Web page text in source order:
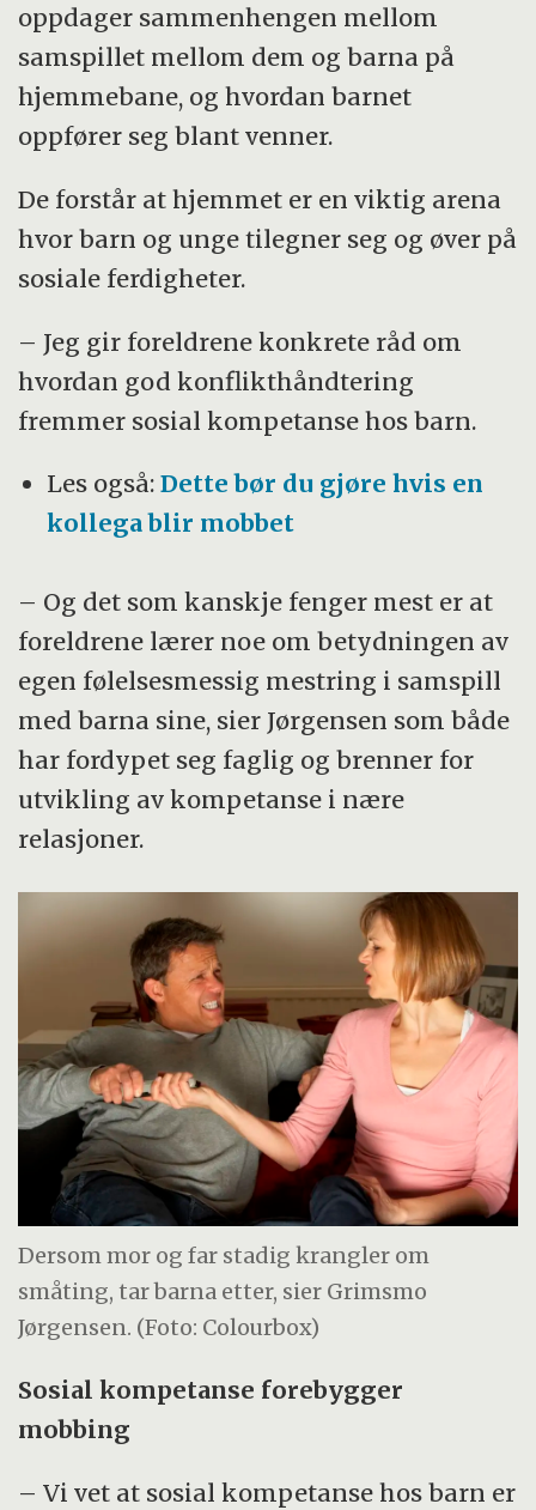
oppdager sammenhengen mellom
samspillet mellom dem og barna på
hjemmebane, og hvordan barnet
oppfører seg blant venner.
De forstår at hjemmet er en viktig arena
hvor barn og unge tilegner seg og øver på
sosiale ferdigheter.
– Jeg gir foreldrene konkrete råd om
hvordan god konflikthåndtering
fremmer sosial kompetanse hos barn.
Les også:Dette bør du gjøre hvis en
kollega blir mobbet
– Og det som kanskje fenger mest er at
foreldrene lærer noe om betydningen av
egen følelsesmessig mestring i samspill
med barna sine, sier Jørgensen som både
har fordypet seg faglig og brenner for
utvikling av kompetanse i nære
relasjoner.
Dersom mor og far stadig krangler om
småting, tar barna etter, sier Grimsmo
Jørgensen. (Foto: Colourbox)
Sosial kompetanse forebygger
mobbing
– Vi vet at sosial kompetanse hos barn er